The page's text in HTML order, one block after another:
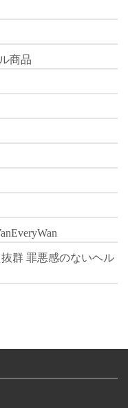
商品
群 罪悪感のないヘル